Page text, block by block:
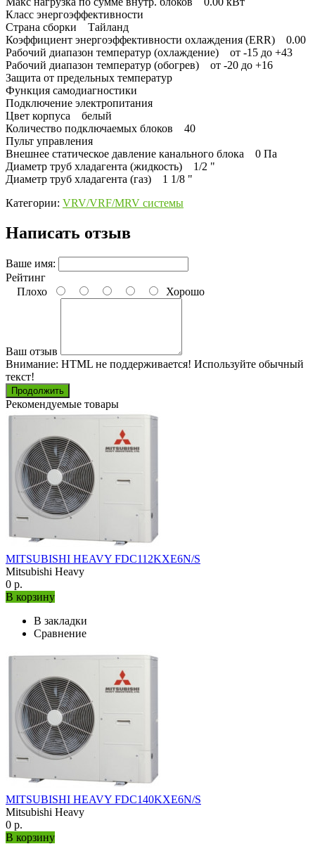
Класс энергоэффективности
Страна сборки Тайланд
Коэффициент энергоэффективности охлаждения (ERR) 0.00
Рабочий диапазон температур (охлаждение) от -15 до +43
Рабочий диапазон температур (обогрев) от -20 до +16
Защита от предельных температур
Функция самодиагностики
Подключение электропитания
Цвет корпуса белый
Количество подключаемых блоков 40
Пульт управления
Внешнее статическое давление канального блока 0 Па
Диаметр труб хладагента (жидкость) 1/2 "
Диаметр труб хладагента (газ) 1 1/8 "
Категории: VRV/VRF/MRV системы
Написать отзыв
Ваше имя:
Рейтинг
Плохо
Хорошо
Ваш отзыв
Внимание: HTML не поддерживается! Используйте обычный
текст!
Продолжить
Рекомендуемые товары
MITSUBISHI HEAVY FDC112KXE6N/S
Mitsubishi Heavy
0 р.
В корзину
В закладки
Сравнение
MITSUBISHI HEAVY FDC140KXE6N/S
Mitsubishi Heavy
0 р.
В корзину